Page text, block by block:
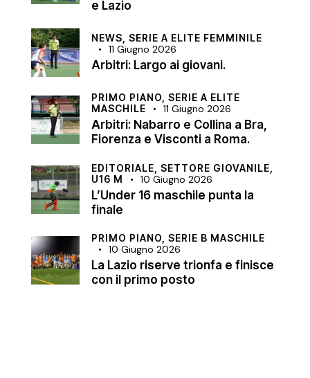
e Lazio
NEWS, SERIE A ELITE FEMMINILE
11 Giugno 2026
Arbitri: Largo ai giovani.
PRIMO PIANO, SERIE A ELITE
MASCHILE
11 Giugno 2026
Arbitri: Nabarro e Collina a Bra,
Fiorenza e Visconti a Roma.
EDITORIALE, SETTORE GIOVANILE,
U16 M
10 Giugno 2026
L’Under 16 maschile punta la
finale
PRIMO PIANO, SERIE B MASCHILE
10 Giugno 2026
La Lazio riserve trionfa e finisce
con il primo posto